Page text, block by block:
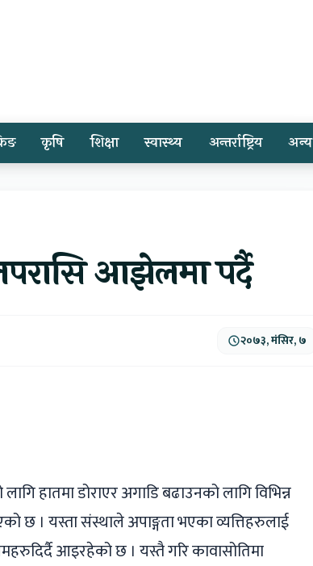
कृषि शिक्षा स्वास्थ्य अन्तर्राष्ट्रिय अन्य
आझेलमा पर्दै
२०७३, मंसिर, ७
हातमा डोराएर अगाडि बढाउनको लागि विभिन्न
छ । यस्ता संस्थाले अपाङ्गता भएका व्यत्तिहरुलाई
आइरहेको छ । यस्तै गरि कावासोतिमा